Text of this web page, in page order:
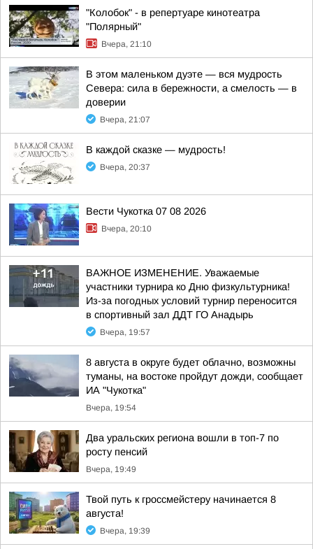
"Колобок" - в репертуаре кинотеатра
"Полярный"
Вчера, 21:10
В этом маленьком дуэте — вся мудрость
Севера: сила в бережности, а смелость — в
доверии
Вчера, 21:07
В каждой сказке — мудрость!
Вчера, 20:37
Вести Чукотка 07 08 2026
Вчера, 20:10
ВАЖНОЕ ИЗМЕНЕНИЕ. Уважаемые
участники турнира ко Дню физкультурника!
Из-за погодных условий турнир переносится
в спортивный зал ДДТ ГО Анадырь
Вчера, 19:57
8 августа в округе будет облачно, возможны
туманы, на востоке пройдут дожди, сообщает
ИА "Чукотка"
Вчера, 19:54
Два уральских региона вошли в топ-7 по
росту пенсий
Вчера, 19:49
Твой путь к гроссмейстеру начинается 8
августа!
Вчера, 19:39